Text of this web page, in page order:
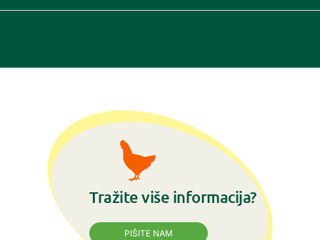
Tražite više informacija?
PIŠITE NAM